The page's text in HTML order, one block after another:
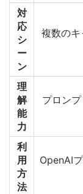
対
応
シ
ー
ン
複数の
理
解
能
力
プロン
利
用
方
法
OpenAI